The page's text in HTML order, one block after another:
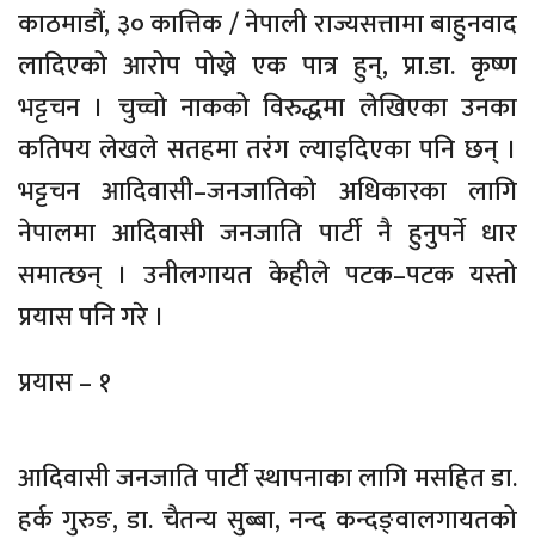
काठमाडौं, ३० कात्तिक / नेपाली राज्यसत्तामा बाहुनवाद
लादिएको आरोप पोख्ने एक पात्र हुन्, प्रा.डा. कृष्ण
भट्टचन । चुच्चो नाकको विरुद्धमा लेखिएका उनका
कतिपय लेखले सतहमा तरंग ल्याइदिएका पनि छन् ।
भट्टचन आदिवासी–जनजातिको अधिकारका लागि
नेपालमा आदिवासी जनजाति पार्टी नै हुनुपर्ने धार
समात्छन् । उनीलगायत केहीले पटक–पटक यस्तो
प्रयास पनि गरे ।
प्रयास – १
आदिवासी जनजाति पार्टी स्थापनाका लागि मसहित डा.
हर्क गुरुङ, डा. चैतन्य सुब्बा, नन्द कन्दङ्वालगायतको